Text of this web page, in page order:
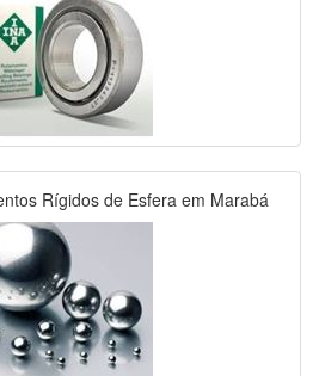
Rígidos de Esfera em Marabá